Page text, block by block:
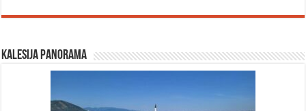
Kalesija panorama